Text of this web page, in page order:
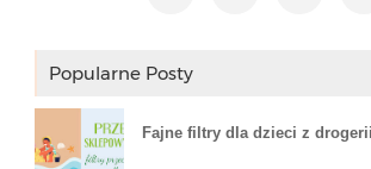
Popularne Posty
Fajne filtry dla dzieci z